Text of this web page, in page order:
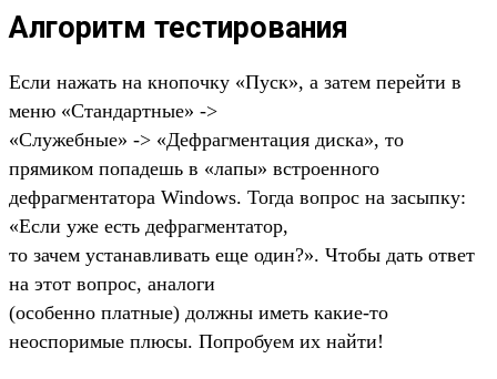
Алгоритм тестирования
Если нажать на кнопочку «Пуск», а затем перейти в
меню «Стандартные» ->
«Служебные» -> «Дефрагментация диска», то
прямиком попадешь в «лапы» встроенного
дефрагментатора Windows. Тогда вопрос на засыпку:
«Если уже есть дефрагментатор,
то зачем устанавливать еще один?». Чтобы дать ответ
на этот вопрос, аналоги
(особенно платные) должны иметь какие-то
неоспоримые плюсы. Попробуем их найти!